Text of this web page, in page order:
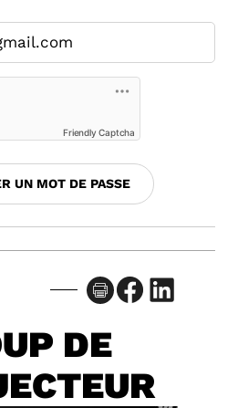
Friendly Captcha
Facebook LinkedIn
DE